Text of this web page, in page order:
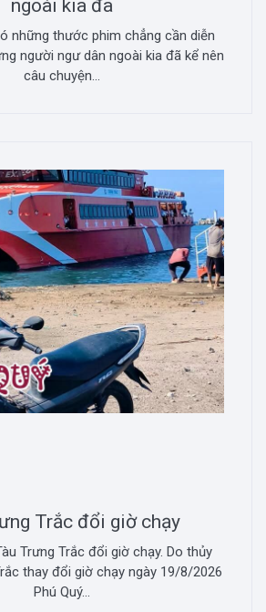
ngoài kia đã
những thước phim chẳng cần diễn
người ngư dân ngoài kia đã kể nên
câu chuyện...
Trắc đổi giờ chạy
Trưng Trắc đổi giờ chạy. Do thủy
thay đổi giờ chạy ngày 19/8/2026
Phú Quý...